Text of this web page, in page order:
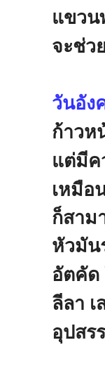
แขวน
จะช่ว
วันอัง
ก้าวห
แต่มี
เหมือ
ก็สาม
หัวมัน
อัตคัด
ลีลา
อุปสร